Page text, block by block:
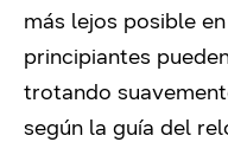
más lejos posible
principiantes
trotando
según la guía del